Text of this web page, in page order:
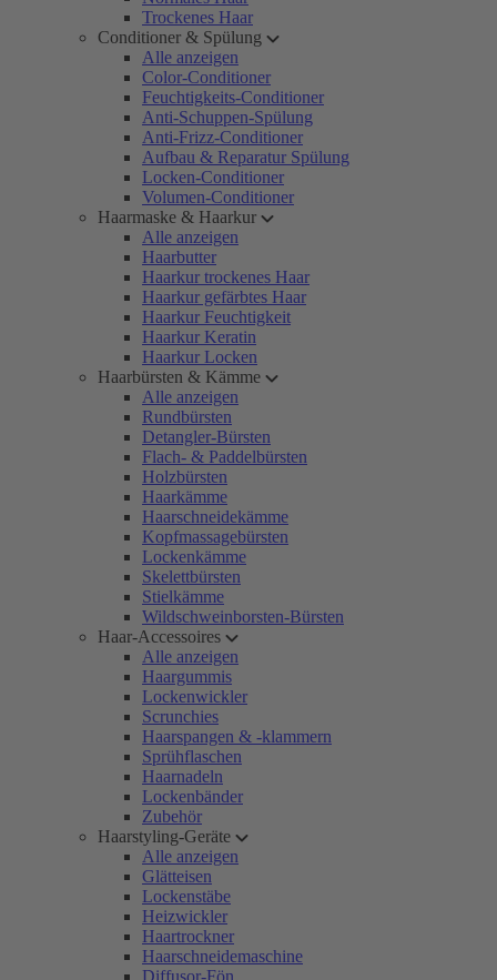
Trockenes Haar
Conditioner & Spülung
Alle anzeigen
Color-Conditioner
Feuchtigkeits-Conditioner
Anti-Schuppen-Spülung
Anti-Frizz-Conditioner
Aufbau & Reparatur Spülung
Locken-Conditioner
Volumen-Conditioner
Haarmaske & Haarkur
Alle anzeigen
Haarbutter
Haarkur trockenes Haar
Haarkur gefärbtes Haar
Haarkur Feuchtigkeit
Haarkur Keratin
Haarkur Locken
Haarbürsten & Kämme
Alle anzeigen
Rundbürsten
Detangler-Bürsten
Flach- & Paddelbürsten
Holzbürsten
Haarkämme
Haarschneidekämme
Kopfmassagebürsten
Lockenkämme
Skelettbürsten
Stielkämme
Wildschweinborsten-Bürsten
Haar-Accessoires
Alle anzeigen
Haargummis
Lockenwickler
Scrunchies
Haarspangen & -klammern
Sprühflaschen
Haarnadeln
Lockenbänder
Zubehör
Haarstyling-Geräte
Alle anzeigen
Glätteisen
Lockenstäbe
Heizwickler
Haartrockner
Haarschneidemaschine
Diffusor-Fön